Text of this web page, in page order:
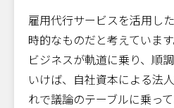
雇用代行サービスを活用し
時的なものだと考えていま
ビジネスが軌道に乗り、順
いけば、自社資本による法
れで議論のテーブルに乗って